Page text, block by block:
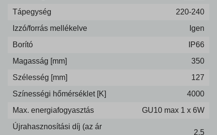
Tápegység
220-240
Izzó/forrás mellékelve
Igen
Borító
IP66
Magasság [mm]
350
Szélesség [mm]
127
Színességi hőmérséklet [K]
4000
Max. energiafogyasztás
GU10 max 1 x 6W
Újrahasznosítási díj (az ár
2.5